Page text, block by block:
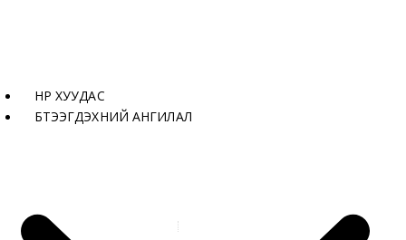
НҮҮР ХУУДАС
БҮТЭЭГДЭХҮҮНИЙ АНГИЛАЛ
Бүтээгдэхүүнүүд Хавтан-GF-024